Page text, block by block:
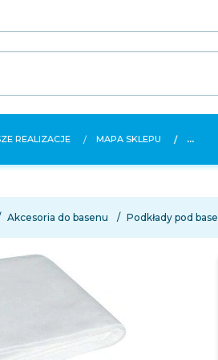
REALIZACJE MAPA SKLEPU ...
Akcesoria do basenu Podkłady pod